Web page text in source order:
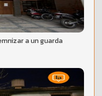
a un guarda